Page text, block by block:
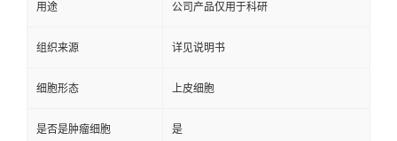
用途 公司产品仅用于科研
组织来源 详见说明书
细胞形态 上皮细胞
是否是肿瘤细胞 是